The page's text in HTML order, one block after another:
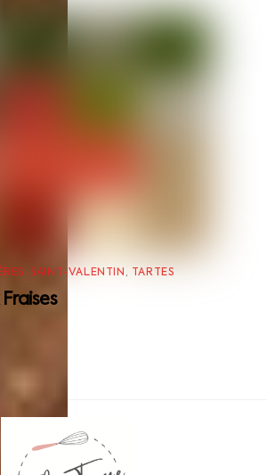
,SAINT-VALENTIN , TARTES
Fraises
To
Top